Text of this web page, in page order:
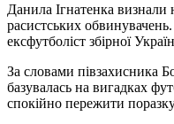
Данила Ігнатенка
расистських
ексфутболіст збірної
За словами півзахисника
базувалась на вигадках
спокійно пережити